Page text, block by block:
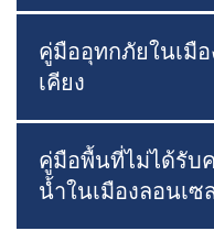
คู่มืออุทกภัยในเมื
เคียง
คู่มือพื้นที่ไม่ได้รับ
น้ำในเมืองลอนเซ